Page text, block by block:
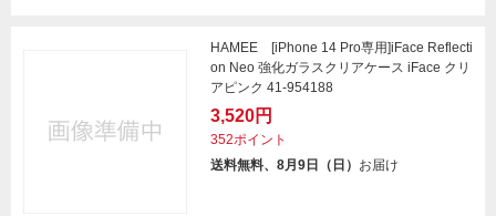
HAMEE [iPhone 14 Pro専用]iFace Reflecti
on Neo 強化ガラスクリアケース iFace クリ
アピンク 41-954188
3,520円
352ポイント
送料無料、8月9日（日） お届け